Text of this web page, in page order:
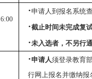
:00
·申请人到报名系统
·截止时间未完成复
·未入选者，不另行通
·申请人须登录教育
行网上报名并缴纳报